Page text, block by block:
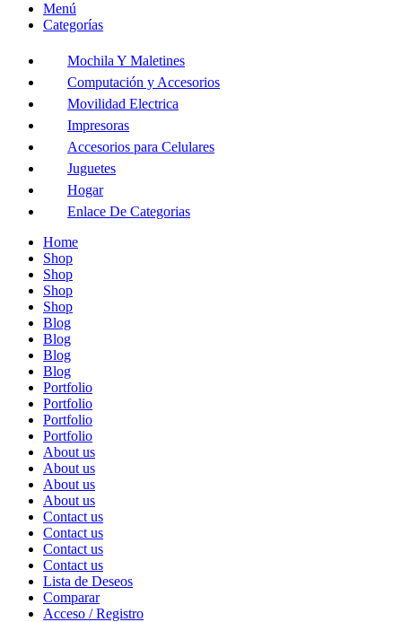
Menú
Categorías
Mochila Y Maletines
Computación y Accesorios
Movilidad Electrica
Impresoras
Accesorios para Celulares
Juguetes
Hogar
Enlace De Categorias
Home
Shop
Shop
Shop
Shop
Blog
Blog
Blog
Blog
Portfolio
Portfolio
Portfolio
Portfolio
About us
About us
About us
About us
Contact us
Contact us
Contact us
Contact us
Lista de Deseos
Comparar
Acceso / Registro